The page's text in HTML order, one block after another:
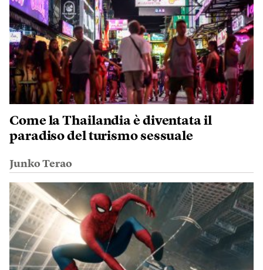
Come la Thailandia è diventata il
paradiso del turismo sessuale
Junko Terao